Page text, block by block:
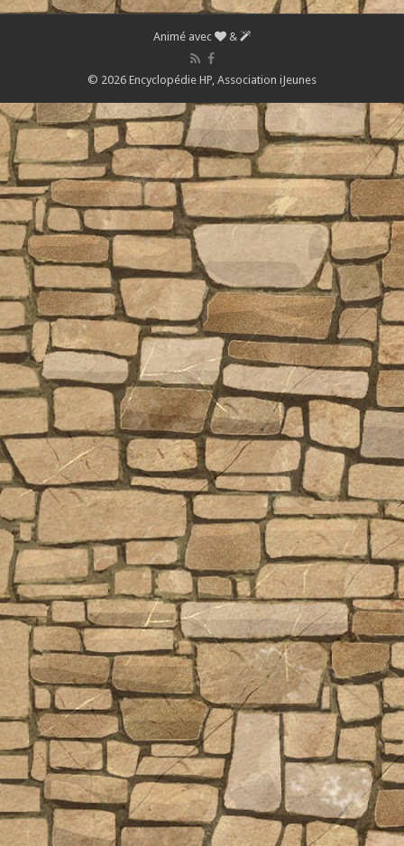
Animé avec &
© 2026 Encyclopédie HP, Association iJeunes